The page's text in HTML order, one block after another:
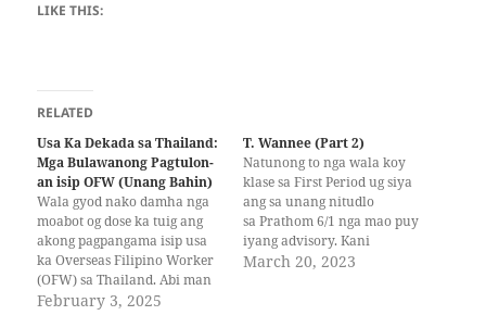
LIKE THIS:
RELATED
Usa Ka Dekada sa Thailand:
Mga Bulawanong Pagtulon-
an isip OFW (Unang Bahin)
Wala gyod nako damha nga
moabot og dose ka tuig ang
akong pagpangama isip usa
ka Overseas Filipino Worker
(OFW) sa Thailand. Abi man
god nako og usa ra ko katuig
February 3, 2025
T. Wannee (Part 2)
Natunong to nga wala koy
klase sa First Period ug siya
ang sa unang nitudlo
sa Prathom 6/1 nga mao puy
iyang advisory. Kani
diayng Prathom 5 ug 6 nga
March 20, 2023